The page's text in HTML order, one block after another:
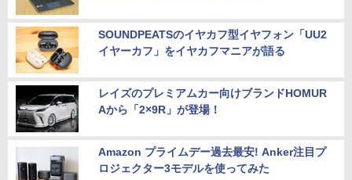
SOUNDPEATSのイヤカフ型イヤフォン「UU2
イヤーカフ」をイヤカフマニアが語る
レイズのプレミアムカー向けブランドHOMUR
Aから「2×9R」が登場！
Amazon プライムデー過去最安! Anker注目プ
ロジェクター3モデルを使ってみた